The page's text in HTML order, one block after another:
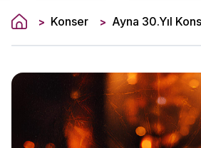
> Konser > Ayna 30.Yıl